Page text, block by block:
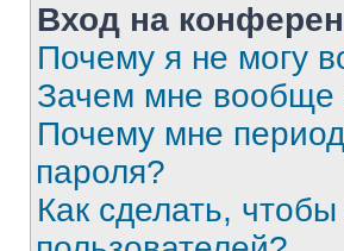
Вход на
Почему я не могу
Зачем мне вообще
Почему мне
пароля?
Как сделать,